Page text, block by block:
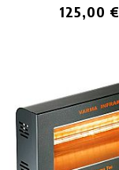
125,00 €